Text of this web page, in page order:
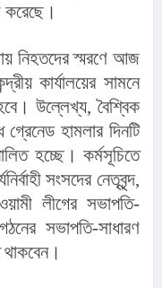
করেছে।
নিহতদের স্মরণে আজ
কার্যালয়ের সামনে
হবে। উল্লেখ্য, বৈশ্বিক
হামলার দিনটি
হচ্ছে। কর্মসূচিতে
সংসদের নেতৃবৃন্দ,
লীগের সভাপতি-
সভাপতি-সাধারণ
থাকবেন।